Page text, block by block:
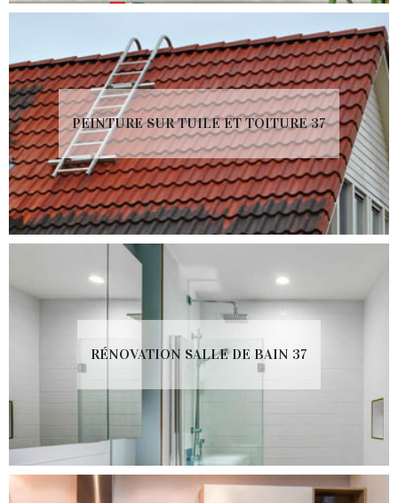
PEINTURE SUR TUILE ET TOITURE 37
RÉNOVATION SALLE DE BAIN 37